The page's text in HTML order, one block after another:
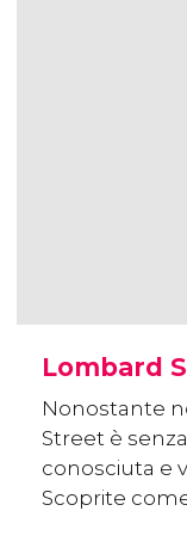
Lombard
Nonostante
Street è
conosciuta e
Scoprite